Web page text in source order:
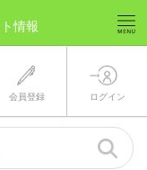
情報
会員登録 ログイン